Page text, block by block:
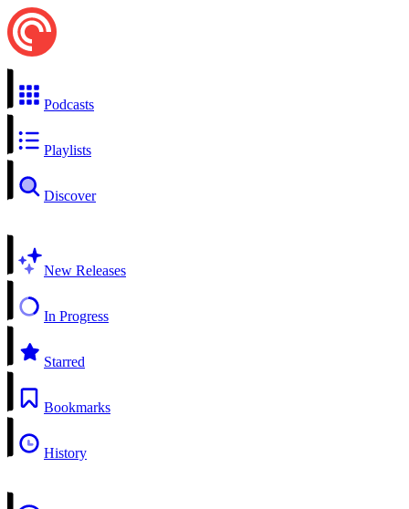
Podcasts
Playlists
Discover
New Releases
In Progress
Starred
Bookmarks
History